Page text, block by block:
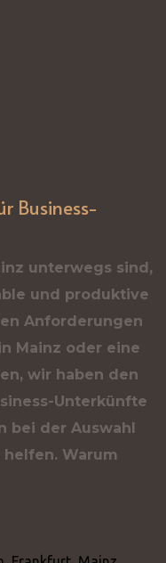
Business-
unterwegs sind,
und produktive
Anforderungen
Mainz oder eine
wir haben den
Unterkünfte
bei der Auswahl
Warum